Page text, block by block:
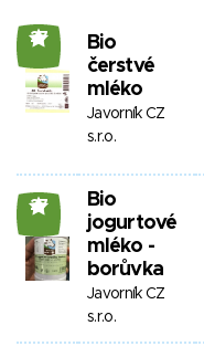
27
Bio
čerstvé
mléko
Javorník CZ
s.r.o.
27
Bio
jogurtové
mléko -
borůvka
Javorník CZ
s.r.o.